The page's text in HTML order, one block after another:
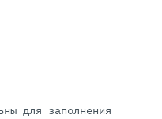
для заполнения